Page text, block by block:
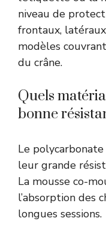
niveau de
frontaux,
modèles
du crâne.
Quels
bonne
Le
leur grande
La mousse co-
l’absorption des
longues sessions.